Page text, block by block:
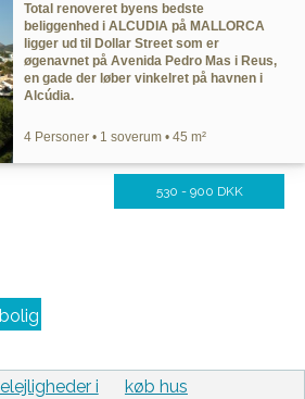
Total renoveret byens bedste
beliggenhed i ALCUDIA på MALLORCA
ligger ud til Dollar Street som er
øgenavnet på Avenida Pedro Mas i Reus,
en gade der løber vinkelret på havnen i
Alcúdia.
4 Personer • 1 soverum • 45 m²
530 - 900 DKK
i
køb hus